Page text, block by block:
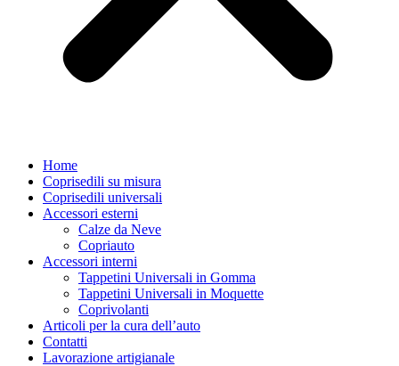
Home
Coprisedili su misura
Coprisedili universali
Accessori esterni
Calze da Neve
Copriauto
Accessori interni
Tappetini Universali in Gomma
Tappetini Universali in Moquette
Coprivolanti
Articoli per la cura dell’auto
Contatti
Lavorazione artigianale